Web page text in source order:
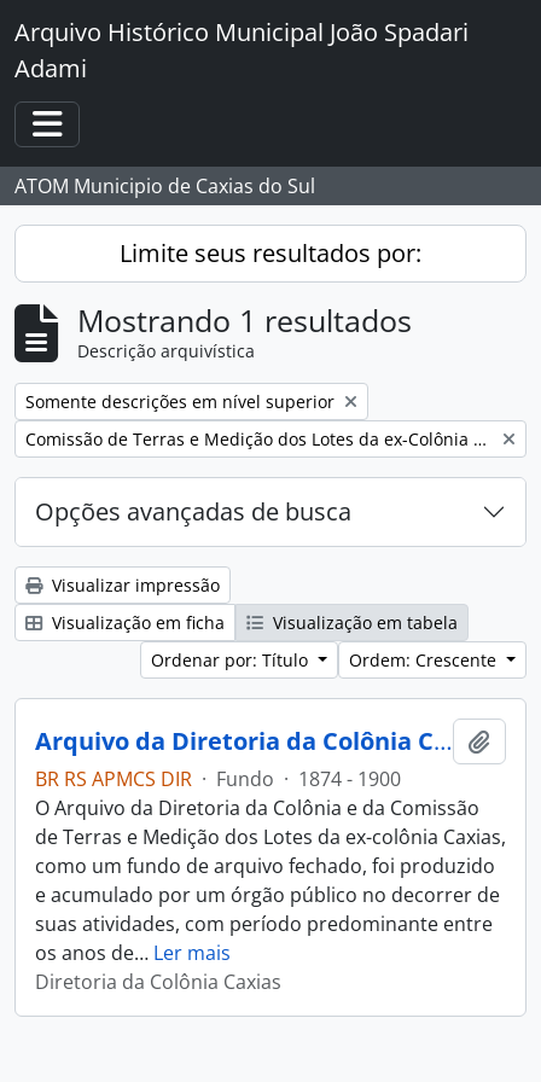
Skip to main content
Arquivo Histórico Municipal João Spadari
Adami
Toggle navigation
ATOM Municipio de Caxias do Sul
Limite seus resultados por:
Mostrando 1 resultados
Descrição arquivística
Remover filtro:
Somente descrições em nível superior
Remover filtro:
Comissão de Terras e Medição dos Lotes da ex-Colônia Caxias
Opções avançadas de busca
Visualizar impressão
Visualização em ficha
Visualização em tabela
Ordenar por: Título
Ordem: Crescente
Arquivo da Diretoria da Colônia Caxias e da Comissão de Terras e Medição dos Lotes da ex-Colônia Caxias
BR RS APMCS DIR · Fundo · 1874 - 1900
O Arquivo da Diretoria da Colônia e da Comissão
de Terras e Medição dos Lotes da ex-colônia Caxias,
como um fundo de arquivo fechado, foi produzido
e acumulado por um órgão público no decorrer de
suas atividades, com período predominante entre
os anos de… Ler mais
Diretoria da Colônia Caxias